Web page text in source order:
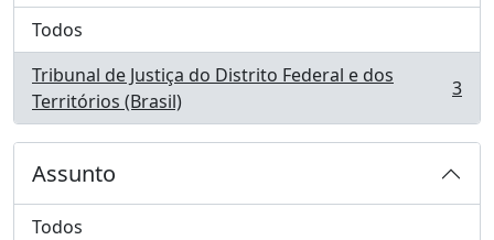
Todos
Tribunal de Justiça do Distrito Federal e dos
Territórios (Brasil)
, 3 resultados 3
Assunto
Todos